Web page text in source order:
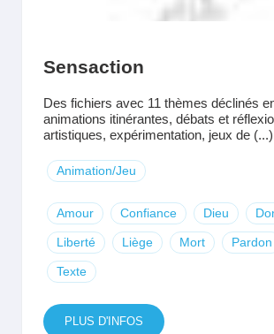
Sensaction
Des fichiers avec 11 thèmes déclinés
animations itinérantes, débats et
artistiques, expérimentation, jeux de (...)
Animation/Jeu
Amour Confiance Dieu
Liberté Liège Mort Pardon
Texte
PLUS D'INFOS